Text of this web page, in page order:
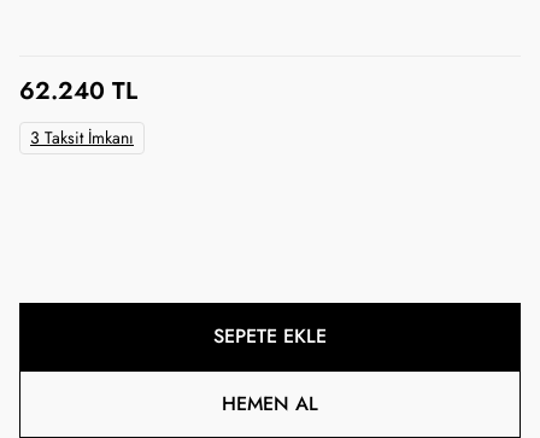
62.240 TL
3 Taksit İmkanı
SEPETE EKLE
HEMEN AL